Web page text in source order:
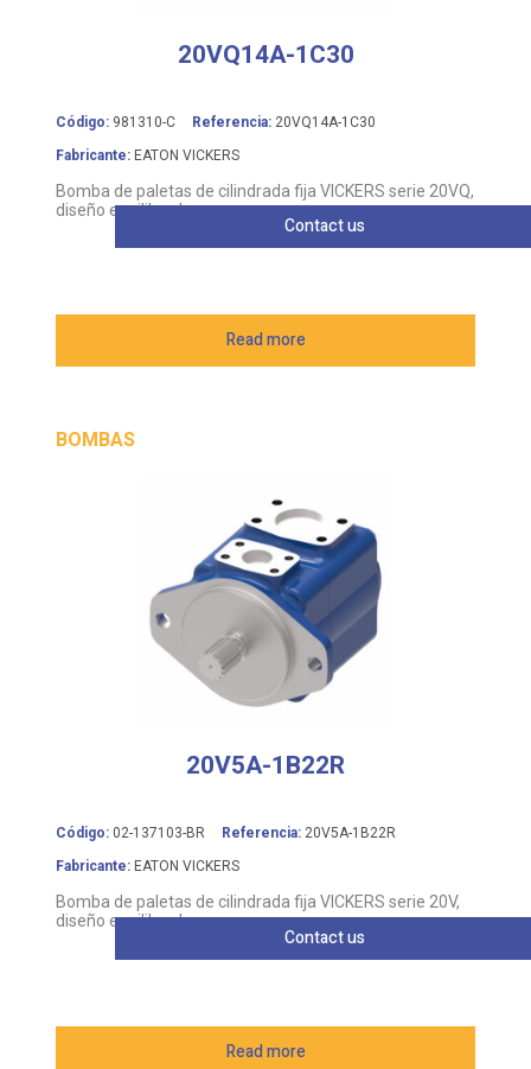
20VQ14A-1C30
Código: 981310-C Referencia: 20VQ14A-1C30
Fabricante: EATON VICKERS
Bomba de paletas de cilindrada fija VICKERS serie 20VQ,
diseño equilibrado
Read more
Contact us
BOMBAS
20V5A-1B22R
Código: 02-137103-BR Referencia: 20V5A-1B22R
Fabricante: EATON VICKERS
Bomba de paletas de cilindrada fija VICKERS serie 20V,
diseño equilibrado
Read more
Contact us